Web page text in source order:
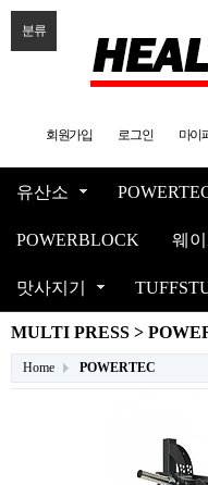
분류
회원가입 로그인 마이
유산소
POWERBLOCK 웨
맛사지기
MULTI PRESS >
Home POWERTEC